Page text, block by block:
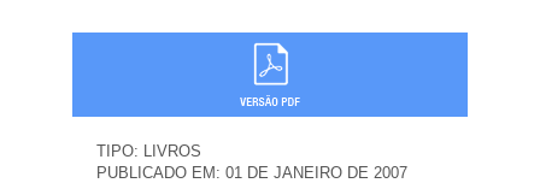
TIPO: LIVROS
PUBLICADO EM: 01 DE JANEIRO DE 2007